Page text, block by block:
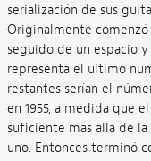
serialización de sus
Originalmente
seguido de un espacio
representa el último
restantes serían el
en 1955, a medida que
suficiente más allá de la
uno. Entonces terminó